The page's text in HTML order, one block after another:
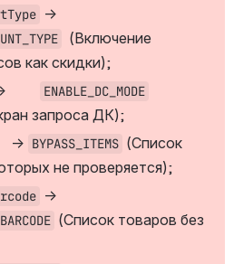
как скидки);
ENABLE_DC_MODE
запроса ДК);
	→
BYPASS_ITEMS (Список
не проверяется);
(Список товаров без